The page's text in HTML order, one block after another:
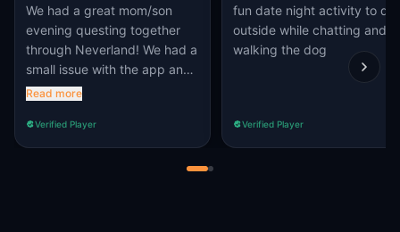
We had a great mom/son
evening questing together
through Neverland! We had a
small issue with the app and
Questo’s customer service
fun evening.
Read more
Verified Player
fun date night activity to do
outside while chatting and
walking the dog
Verified Player